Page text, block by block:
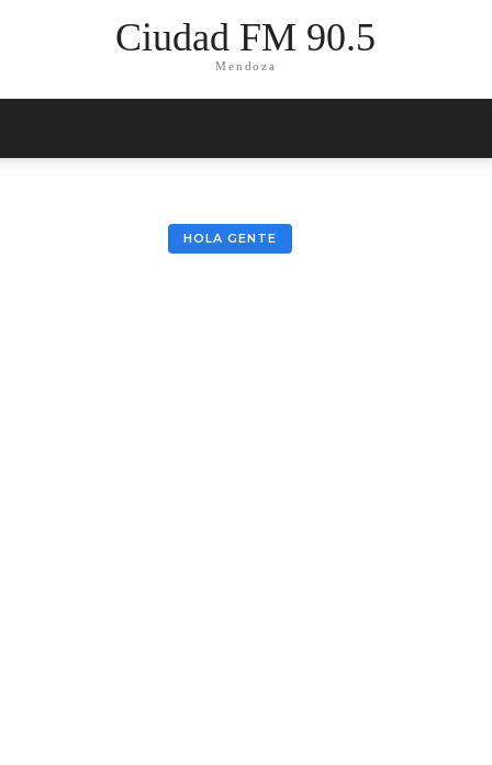
Ciudad FM 90.5
Mendoza
HOLA GENTE